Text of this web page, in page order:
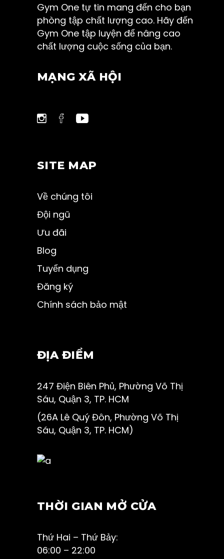
Gym One tự tin mang đến cho bạn
phòng tập chất lượng cao. Hãy đến
Gym One tập luyện để nâng cao
chất lượng cuộc sống của bạn.
MẠNG XÃ HỘI
SITE MAP
Về chúng tôi
Đội ngũ
Ưu đãi
Blog
Tuyển dụng
Đăng ký
Chính sách bảo mật
ĐỊA ĐIỂM
247 Điện Biên Phủ, Phường Võ Thị
Sáu, Quận 3, TP. HCM
(26A Lê Quý Đôn, Phường Võ Thị
Sáu, Quận 3, TP. HCM)
THỜI GIAN MỞ CỬA
Thứ Hai – Thứ Bảy:
06:00 – 22:00